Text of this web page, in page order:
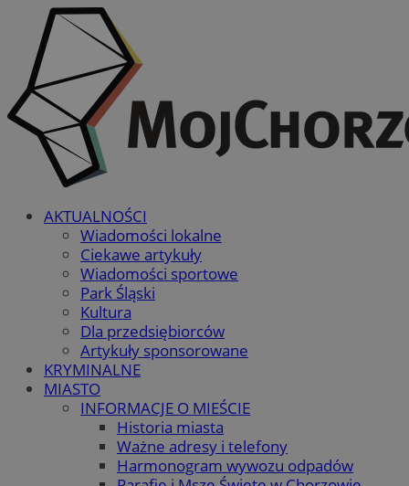
AKTUALNOŚCI
Wiadomości lokalne
Ciekawe artykuły
Wiadomości sportowe
Park Śląski
Kultura
Dla przedsiębiorców
Artykuły sponsorowane
KRYMINALNE
MIASTO
INFORMACJE O MIEŚCIE
Historia miasta
Ważne adresy i telefony
Harmonogram wywozu odpadów